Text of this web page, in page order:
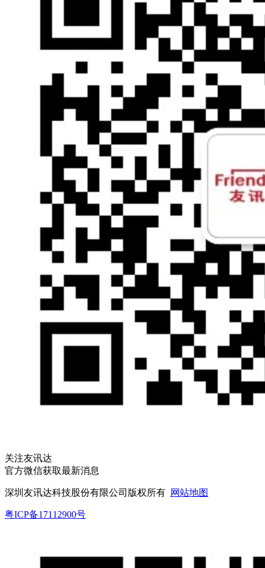
关注友讯达
官方微信获取最新消息
深圳友讯达科技股份有限公司版权所有 网站地图
粤ICP备17112900号